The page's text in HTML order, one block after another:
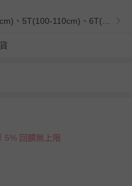
5% 回饋無上限